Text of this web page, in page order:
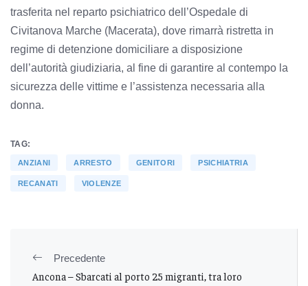
trasferita nel reparto psichiatrico dell’Ospedale di
Civitanova Marche (Macerata), dove rimarrà ristretta in
regime di detenzione domiciliare a disposizione
dell’autorità giudiziaria, al fine di garantire al contempo la
sicurezza delle vittime e l’assistenza necessaria alla
donna.
TAG:
ANZIANI ARRESTO GENITORI PSICHIATRIA
RECANATI VIOLENZE
Precedente
Ancona – Sbarcati al porto 25 migranti, tra loro